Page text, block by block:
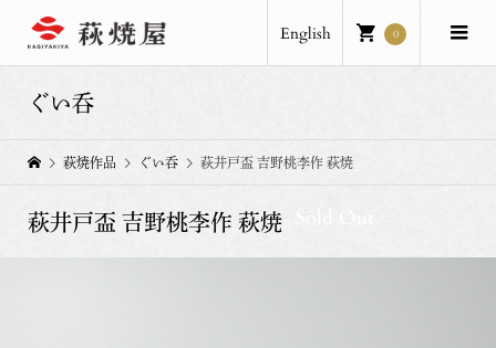
English 0
ぐい呑
萩焼作品 ぐい呑 萩井戸盃 吉野桃李作 萩焼
萩井戸盃 吉野桃李作 萩焼